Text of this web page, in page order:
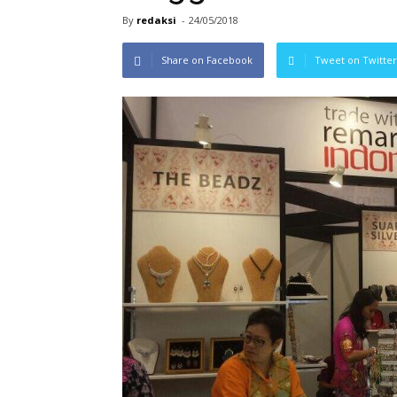
By redaksi - 24/05/2018
Share on Facebook Tweet on Twitter